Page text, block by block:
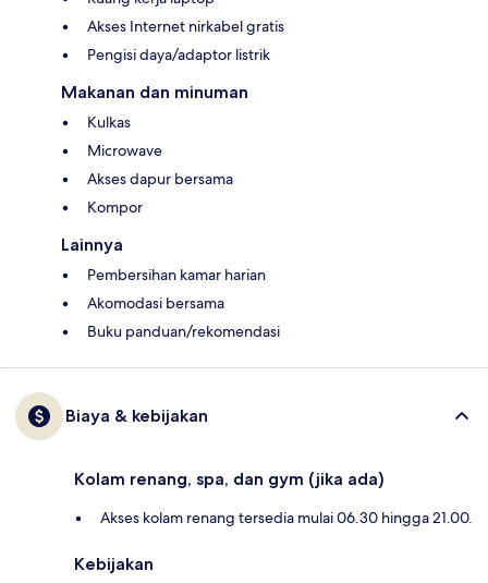
Akses Internet nirkabel gratis
Pengisi daya/adaptor listrik
Makanan dan minuman
Kulkas
Microwave
Akses dapur bersama
Kompor
Lainnya
Pembersihan kamar harian
Akomodasi bersama
Buku panduan/rekomendasi
Biaya & kebijakan
Kolam renang, spa, dan gym (jika ada)
Akses kolam renang tersedia mulai 06.30 hingga 21.00.
Kebijakan